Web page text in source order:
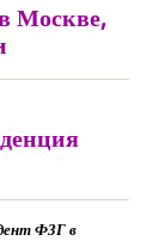
Москве,
ФЗГ в